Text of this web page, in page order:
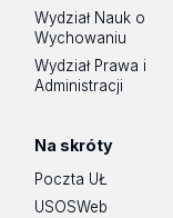
Wydział Nauk o
Wychowaniu
Wydział Prawa i
Administracji
Na skróty
Poczta UŁ
USOSWeb